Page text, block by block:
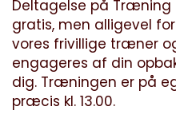
Deltagelse på Træning
gratis, men alligevel
vores frivillige træner
engageres af din
dig. Træningen er på
præcis kl. 13.00.